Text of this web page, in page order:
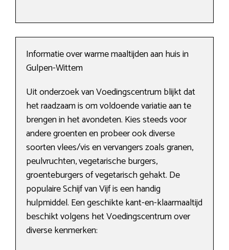
Informatie over warme maaltijden aan huis in
Gulpen-Wittem
Uit onderzoek van Voedingscentrum blijkt dat
het raadzaam is om voldoende variatie aan te
brengen in het avondeten. Kies steeds voor
andere groenten en probeer ook diverse
soorten vlees/vis en vervangers zoals granen,
peulvruchten, vegetarische burgers,
groenteburgers of vegetarisch gehakt. De
populaire Schijf van Vijf is een handig
hulpmiddel. Een geschikte kant-en-klaarmaaltijd
beschikt volgens het Voedingscentrum over
diverse kenmerken: